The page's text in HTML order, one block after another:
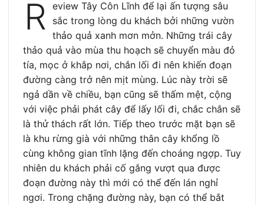
R
eview Tây Côn Lĩnh để lại ấn tượng sâu
sắc trong lòng du khách bởi những vườn
thảo quả xanh mơn mởn. Những trái cây
thảo quả vào mùa thu hoạch sẽ chuyển màu đỏ
tía, mọc ở khắp nơi, chắn lối đi nên khiến đoạn
đường càng trở nên mịt mùng. Lúc này trời sẽ
ngả dần về chiều, bạn cũng sẽ thấm mệt, cộng
với việc phải phát cây để lấy lối đi, chắc chắn sẽ
là thử thách rất lớn. Tiếp theo trước mặt bạn sẽ
là khu rừng già với những thân cây khổng lồ
cùng không gian tĩnh lặng đến choáng ngợp. Tuy
nhiên du khách phải cố gắng vượt qua được
đoạn đường này thì mới có thể đến lán nghỉ
ngơi. Trong chặng đường này, bạn có thể bắt